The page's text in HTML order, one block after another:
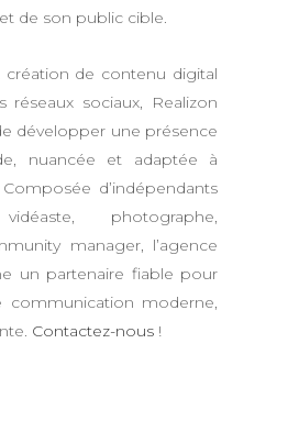
de son public cible.
de contenu digital
réseaux sociaux, Realizon
développer une présence
nuancée et adaptée à
d’indépendants
photographe,
manager, l’agence
un partenaire fiable pour
communication moderne,
Contactez-nous !